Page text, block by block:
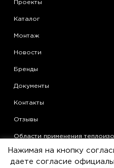
Проекты
Каталог
Монтаж
Новости
Бренды
Документы
Контакты
Отзывы
Области применения
Статьи
Нажимая на кнопку
даете согласие